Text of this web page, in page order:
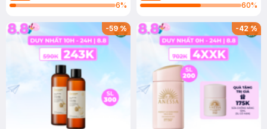
6%
60%
-59% -42%